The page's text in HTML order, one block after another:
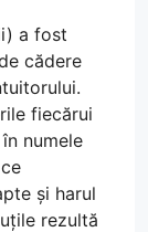
a fost
cădere
fiecărui
numele
și harul
rezultă